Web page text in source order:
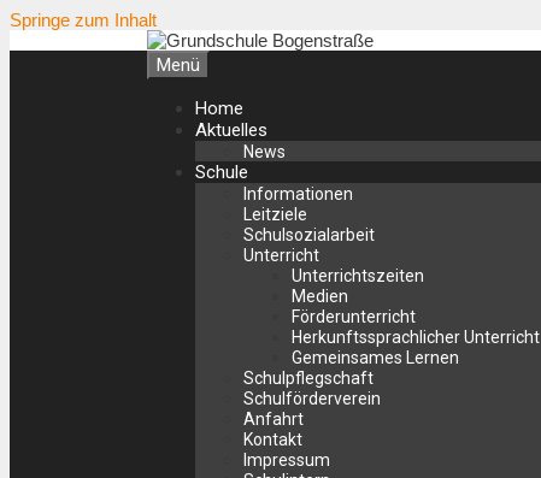
Springe zum Inhalt
Menü
Home
Aktuelles
News
Schule
Informationen
Leitziele
Schulsozialarbeit
Unterricht
Unterrichtszeiten
Medien
Förderunterricht
Herkunftssprachlicher Unterricht
Gemeinsames Lernen
Schulpflegschaft
Schulförderverein
Anfahrt
Kontakt
Impressum